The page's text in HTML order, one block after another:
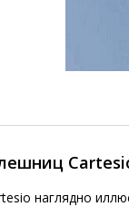
наглядно